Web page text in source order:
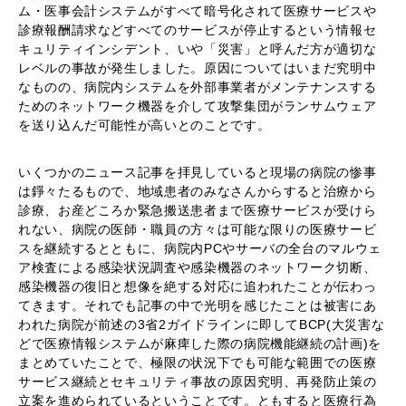
ム・医事会計システムがすべて暗号化されて医療サービスや
診療報酬請求などすべてのサービスが停止するという情報セ
キュリティインシデント、いや「災害」と呼んだ方が適切な
レベルの事故が発生しました。原因についてはいまだ究明中
なものの、病院内システムを外部事業者がメンテナンスする
ためのネットワーク機器を介して攻撃集団がランサムウェア
を送り込んだ可能性が高いとのことです。
いくつかのニュース記事を拝見していると現場の病院の惨事
は錚々たるもので、地域患者のみなさんからすると治療から
診療、お産どころか緊急搬送患者まで医療サービスが受けら
れない、病院の医師・職員の方々は可能な限りの医療サービ
スを継続するとともに、病院内PCやサーバの全台のマルウェ
ア検査による感染状況調査や感染機器のネットワーク切断、
感染機器の復旧と想像を絶する対応に追われたことが伝わっ
てきます。それでも記事の中で光明を感じたことは被害にあ
われた病院が前述の3省2ガイドラインに即してBCP(大災害な
どで医療情報システムが麻痺した際の病院機能継続の計画)を
まとめていたことで、極限の状況下でも可能な範囲での医療
サービス継続とセキュリティ事故の原因究明、再発防止策の
立案を進められているということです。ともすると医療行為